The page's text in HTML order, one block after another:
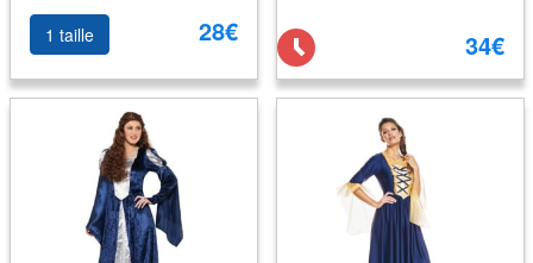
1 taille 28€ 34€